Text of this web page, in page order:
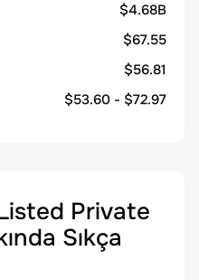
$4.68B
$67.55
$56.81
$53.60 - $72.97
Private
Sıkça